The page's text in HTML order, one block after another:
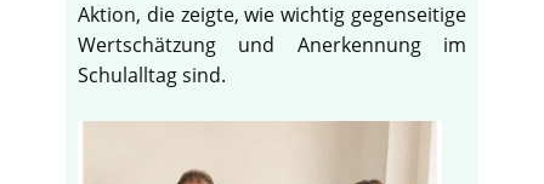
Aktion, die zeigte, wie wichtig gegenseitige
Wertschätzung und Anerkennung im
Schulalltag sind.